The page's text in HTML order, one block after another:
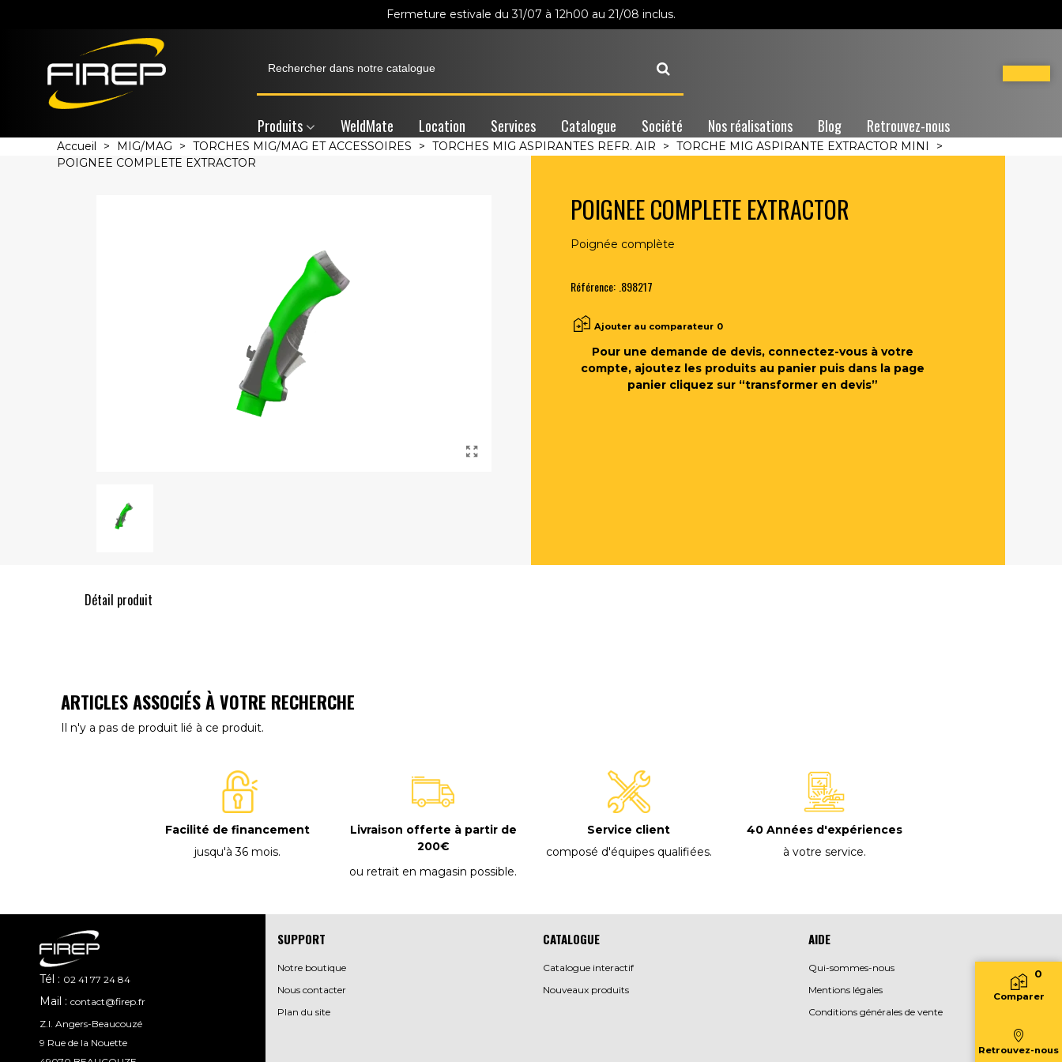
Fermeture estivale du 31/07 à 12h00 au 21/08 inclus.
Produits WeldMate Location Services Catalogue Société Nos réalisations Blog Retrouvez-nous
Accueil > MIG/MAG > TORCHES MIG/MAG ET ACCESSOIRES > TORCHES MIG ASPIRANTES REFR. AIR > TORCHE MIG ASPIRANTE EXTRACTOR MINI
>
POIGNEE COMPLETE EXTRACTOR
POIGNEE COMPLETE EXTRACTOR
Poignée complète
Référence: .898217
Ajouter au comparateur 0
Pour une demande de devis, connectez-vous à votre
compte, ajoutez les produits au panier puis dans la page
panier cliquez sur “transformer en devis”
Détail produit
ARTICLES ASSOCIÉS À VOTRE RECHERCHE
Il n'y a pas de produit lié à ce produit.
Facilité de financement
jusqu'à 36 mois.
Livraison offerte à partir de
200€
ou retrait en magasin possible.
Service client
composé d'équipes qualifiées.
40 Années d'expériences
à votre service.
AIDE
Qui-sommes-nous
Mentions légales
Conditions générales de vente
CATALOGUE
Catalogue interactif
Nouveaux produits
SUPPORT
Notre boutique
Nous contacter
Plan du site
Tél : 02 41 77 24 84
Mail : contact@firep.fr
Z.I. Angers-Beaucouzé
9 Rue de la Nouette
Comparer
0
Retrouvez-nous